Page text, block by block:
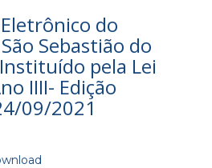
do
Sebastião do
pela Lei
IIII- Edição
09/2021